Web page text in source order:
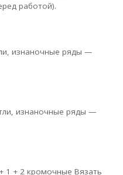
работой).
изнаночные ряды —
изнаночные ряды —
1 + 2 кромочные Вязать